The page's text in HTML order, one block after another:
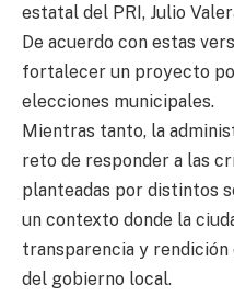
estatal del PRI, Julio
De acuerdo con estas
fortalecer un proyecto
elecciones municipales.
Mientras tanto, la
reto de responder a las
planteadas por distintos
un contexto donde la
transparencia y
del gobierno local.